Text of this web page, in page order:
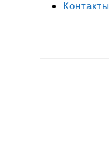
Контакты